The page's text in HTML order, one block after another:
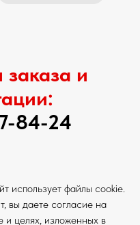
и
84-24
использует файлы cookie.
вы даете согласие на
и целях, изложенных в